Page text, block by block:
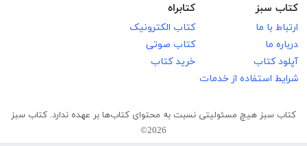
کتاب سبز
ارتباط با ما
درباره ما
آپلود کتاب
شرایط استفاده از خدمات
کتابراه
کتاب الکترونیک
کتاب صوتی
خرید کتاب
کتاب سبز هیچ مسئولیتی نسبت به محتوای کتاب‌ها بر عهده ندارد. کتاب سبز
2026©